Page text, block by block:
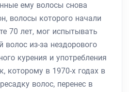
ему волосы снова
волосы которого начали
70 лет, мог испытывать
волос из-за нездорового
курения и употребления
которому в 1970-х годах в
волос, перенес в